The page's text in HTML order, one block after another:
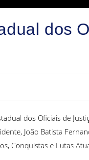
dos
dos Oficiais de
João Batista
Conquistas e Lutas